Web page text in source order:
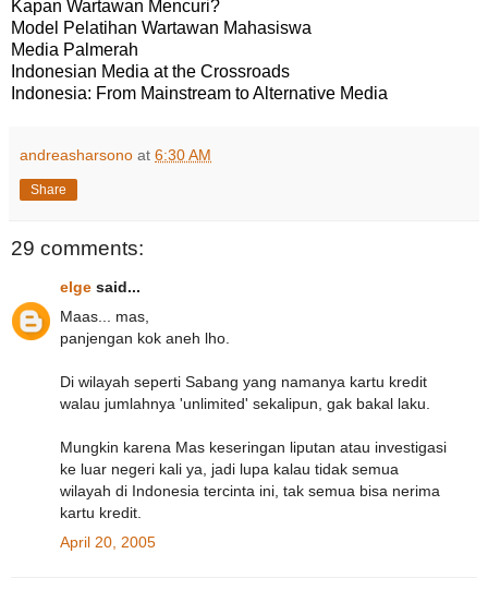
Kapan Wartawan Mencuri?
Model Pelatihan Wartawan Mahasiswa
Media Palmerah
Indonesian Media at the Crossroads
Indonesia: From Mainstream to Alternative Media
andreasharsono at 6:30 AM
Share
29 comments:
elge said...
Maas... mas,
panjengan kok aneh lho.
Di wilayah seperti Sabang yang namanya kartu kredit
walau jumlahnya 'unlimited' sekalipun, gak bakal laku.
Mungkin karena Mas keseringan liputan atau investigasi
ke luar negeri kali ya, jadi lupa kalau tidak semua
wilayah di Indonesia tercinta ini, tak semua bisa nerima
kartu kredit.
April 20, 2005